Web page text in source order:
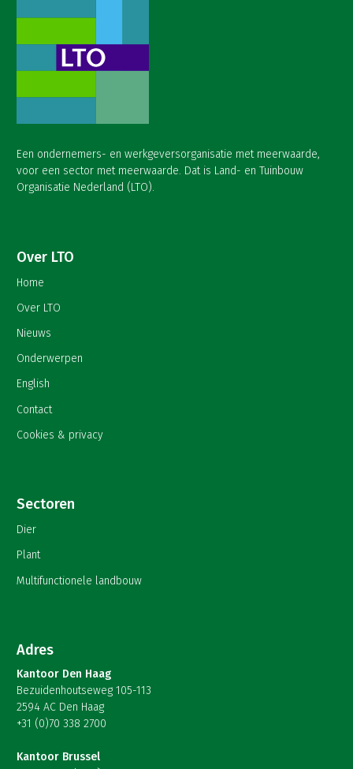
Een ondernemers- en werkgeversorganisatie met meerwaarde,
voor een sector met meerwaarde. Dat is Land- en Tuinbouw
Organisatie Nederland (LTO).
Over LTO
Home
Over LTO
Nieuws
Onderwerpen
English
Contact
Cookies & privacy
Sectoren
Dier
Plant
Multifunctionele landbouw
Adres
Kantoor Den Haag
Bezuidenhoutseweg 105-113
2594 AC Den Haag
+31 (0)70 338 2700
Kantoor Brussel